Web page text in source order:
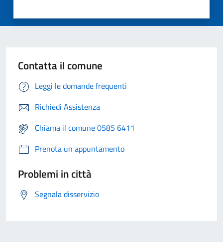
Contatta il comune
Leggi le domande frequenti
Richiedi Assistenza
Chiama il comune 0585 6411
Prenota un appuntamento
Problemi in città
Segnala disservizio